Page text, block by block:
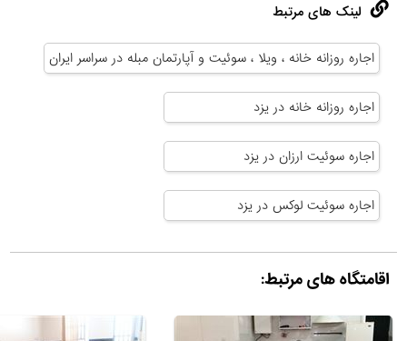
لینک های مرتبط
اجاره روزانه خانه ، ویلا ، سوئیت و آپارتمان مبله در سراسر ایران
اجاره روزانه خانه در یزد
اجاره سوئیت ارزان در یزد
اجاره سوئیت لوکس در یزد
اقامتگاه های مرتبط: